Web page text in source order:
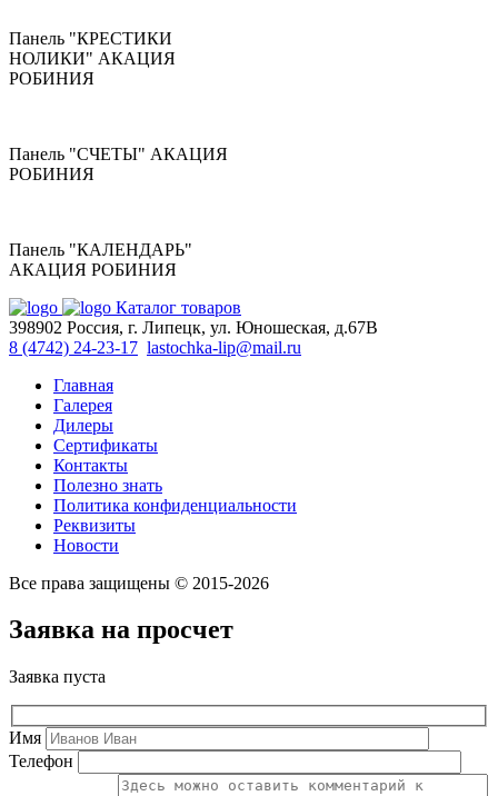
Панель "КРЕСТИКИ
НОЛИКИ" АКАЦИЯ
РОБИНИЯ
Панель "СЧЕТЫ" АКАЦИЯ
РОБИНИЯ
Панель "КАЛЕНДАРЬ"
АКАЦИЯ РОБИНИЯ
Каталог товаров
398902 Россия, г. Липецк, ул. Юношеская, д.67В
8 (4742) 24-23-17 lastochka-lip@mail.ru
Главная
Галерея
Дилеры
Сертификаты
Контакты
Полезно знать
Политика конфиденциальности
Реквизиты
Новости
Все права защищены © 2015-2026
Заявка на просчет
Заявка пуста
Имя
Телефон